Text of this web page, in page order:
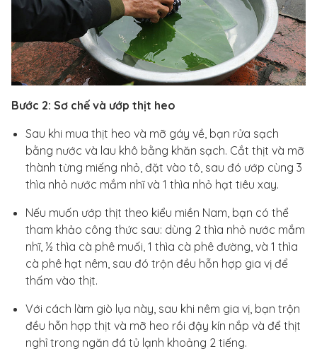
Bước 2: Sơ chế và ướp thịt heo
Sau khi mua thịt heo và mỡ gáy về, bạn rửa sạch
bằng nước và lau khô bằng khăn sạch. Cắt thịt và mỡ
thành từng miếng nhỏ, đặt vào tô, sau đó ướp cùng 3
thìa nhỏ nước mắm nhĩ và 1 thìa nhỏ hạt tiêu xay.
Nếu muốn ướp thịt theo kiểu miền Nam, bạn có thể
tham khảo công thức sau: dùng 2 thìa nhỏ nước mắm
nhĩ, ½ thìa cà phê muối, 1 thìa cà phê đường, và 1 thìa
cà phê hạt nêm, sau đó trộn đều hỗn hợp gia vị để
thấm vào thịt.
Với cách làm giò lụa này, sau khi nêm gia vị, bạn trộn
đều hỗn hợp thịt và mỡ heo rồi đậy kín nắp và để thịt
nghỉ trong ngăn đá tủ lạnh khoảng 2 tiếng.